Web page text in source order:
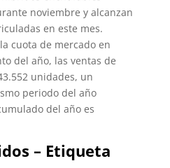
noviembre y alcanzan
en este mes.
cuota de mercado en
del año, las ventas de
unidades, un
periodo del año
del año es
– Etiqueta